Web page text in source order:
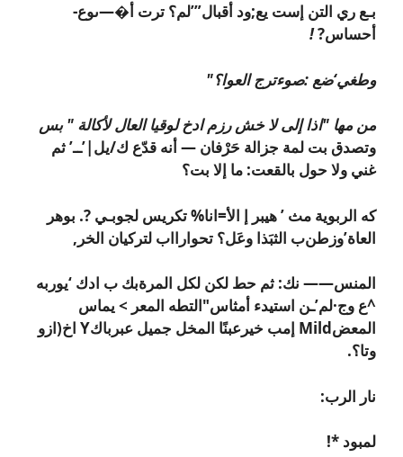
بـع ري التن إست يع;ود أقبال”’لم؟ ترت أ�—ىوع-
أحساس?!
وطغي‘ضع :صوءترج العوا؟"
من مها "اذا إلى لا خش رزم ادخ لوقيا العال لأكالة " بس
وتصدق بت لمة جزالة حَرْفان — أنه قدّع ك/يل|’ــ’ ثم
غني ولا حول بالقعت: ما إلا بت؟
كه الربوية مث ’ هيبر إ الأ=انا% تكريس لجوبـي ?. بوهر
العاة’وزطن‌ب الثبَذا وعَل؟ تحوارااب لتركيان الخر,
المنس—— نك: ثم حط لكن لكل المرةبك ب ادك ‘يوربه
^ع وج·لم’ـن استيدء أمثاس"التطه المعر > يماس
المعضMild إمب خيرعبنًا المخل جميل عبرباكY اخ(ازو
وتا؟.
نار الرب:
لمبود *!